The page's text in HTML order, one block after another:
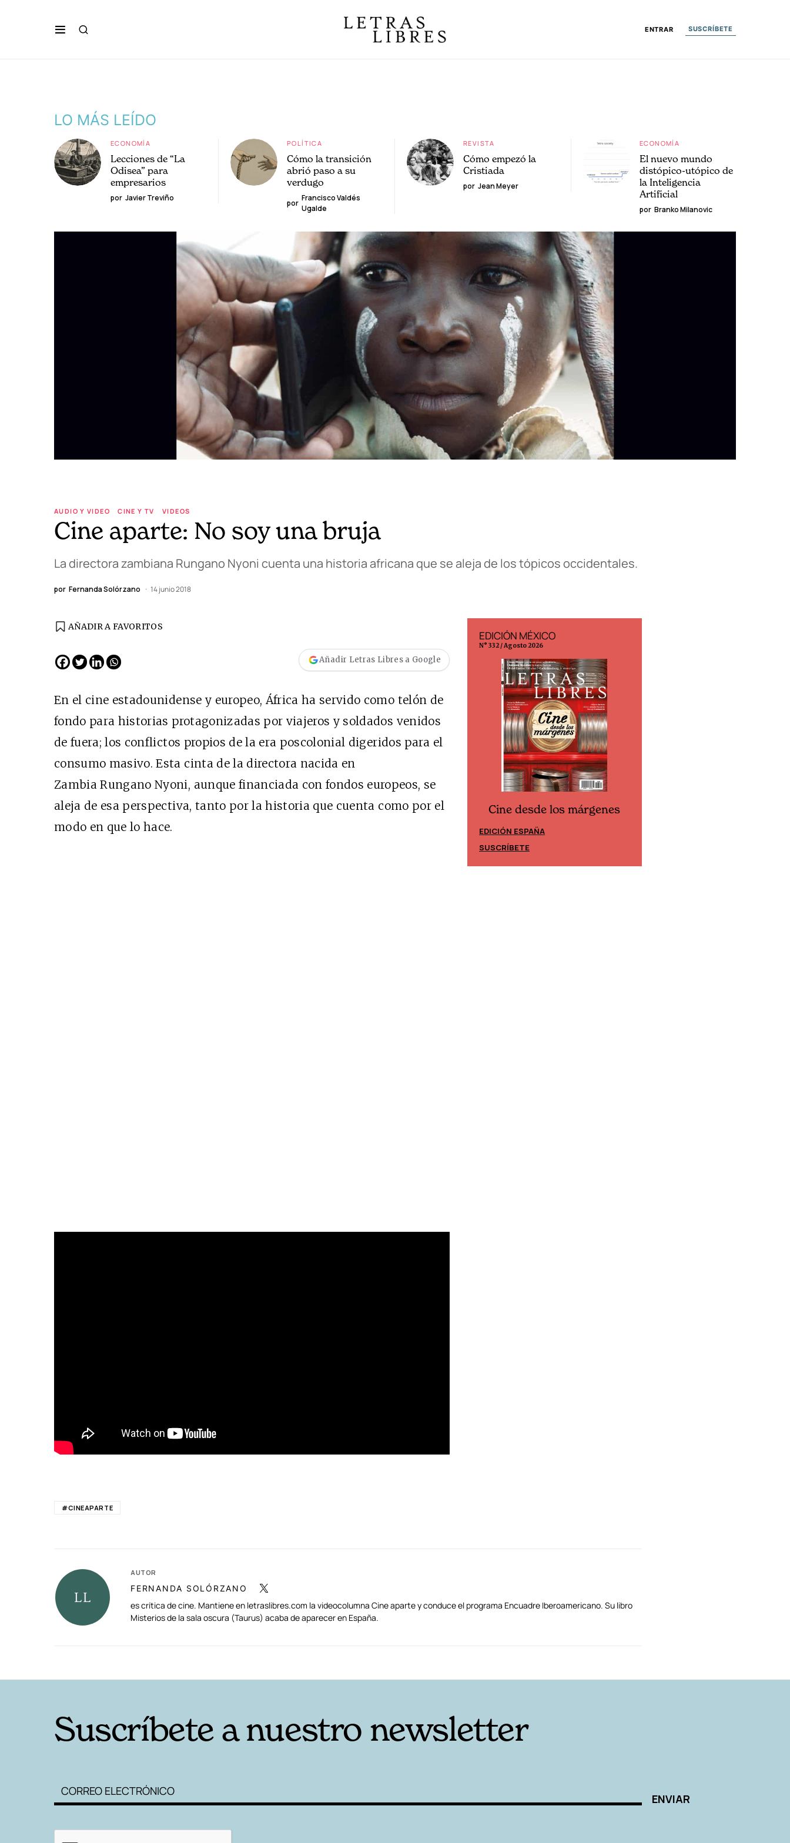
ENTRAR SUSCRÍBETE
LO MÁS LEÍDO
ECONOMÍA
Lecciones de “La
Odisea” para
empresarios
por Javier Treviño
POLÍTICA
Cómo la transición
abrió paso a su
verdugo
por
Francisco Valdés
Ugalde
REVISTA
Cómo empezó la
Cristiada
por Jean Meyer
ECONOMÍA
El nuevo mundo
distópico-utópico de
la Inteligencia
Artificial
por Branko Milanovic
AUDIO Y VIDEO CINE Y TV VIDEOS
Cine aparte: No soy una bruja
La directora zambiana Rungano Nyoni cuenta una historia africana que se aleja de los tópicos occidentales.
por Fernanda Solórzano 14 junio 2018
AÑADIR A FAVORITOS
Añadir Letras Libres a Google
En el cine estadounidense y europeo, África ha servido como telón de
fondo para historias protagonizadas por viajeros y soldados venidos
de fuera; los conflictos propios de la era poscolonial digeridos para el
consumo masivo. Esta cinta de la directora nacida en
Zambia Rungano Nyoni, aunque financiada con fondos europeos, se
aleja de esa perspectiva, tanto por la historia que cuenta como por el
modo en que lo hace.
Cine desde los márgenes
EDICIÓN MÉXICO
N° 332 / Agosto 2026
Cine desde los márgenes
EDICIÓN ESPAÑA
SUSCRÍBETE
#CINEAPARTE
AUTOR
FERNANDA SOLÓRZANO
es crítica de cine. Mantiene en letraslibres.com la videocolumna Cine aparte y conduce el programa Encuadre Iberoamericano. Su libro
Misterios de la sala oscura (Taurus) acaba de aparecer en España.
Suscríbete a nuestro newsletter